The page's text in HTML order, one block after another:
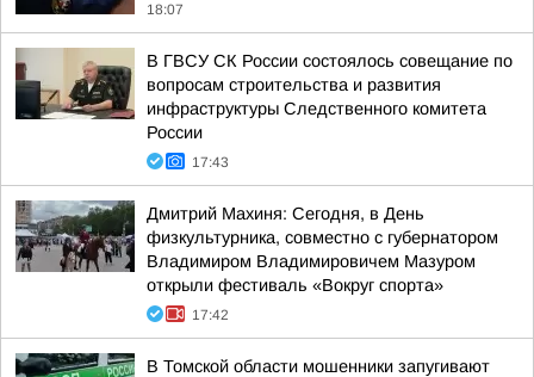
18:07
В ГВСУ СК России состоялось совещание по
вопросам строительства и развития
инфраструктуры Следственного комитета
России
17:43
Дмитрий Махиня: Сегодня, в День
физкультурника, совместно с губернатором
Владимиром Владимировичем Мазуром
открыли фестиваль «Вокруг спорта»
17:42
В Томской области мошенники запугивают